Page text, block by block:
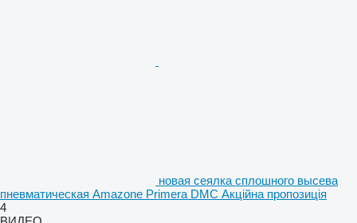
новая сеялка сплошного высева
пневматическая Amazone Primera DMC Акційна пропозиція
4